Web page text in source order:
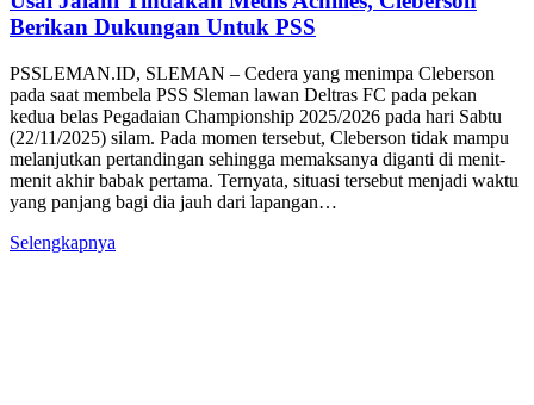
Berikan Dukungan Untuk PSS
PSSLEMAN.ID, SLEMAN – Cedera yang menimpa Cleberson
pada saat membela PSS Sleman lawan Deltras FC pada pekan
kedua belas Pegadaian Championship 2025/2026 pada hari Sabtu
(22/11/2025) silam. Pada momen tersebut, Cleberson tidak mampu
melanjutkan pertandingan sehingga memaksanya diganti di menit-
menit akhir babak pertama. Ternyata, situasi tersebut menjadi waktu
yang panjang bagi dia jauh dari lapangan…
Selengkapnya